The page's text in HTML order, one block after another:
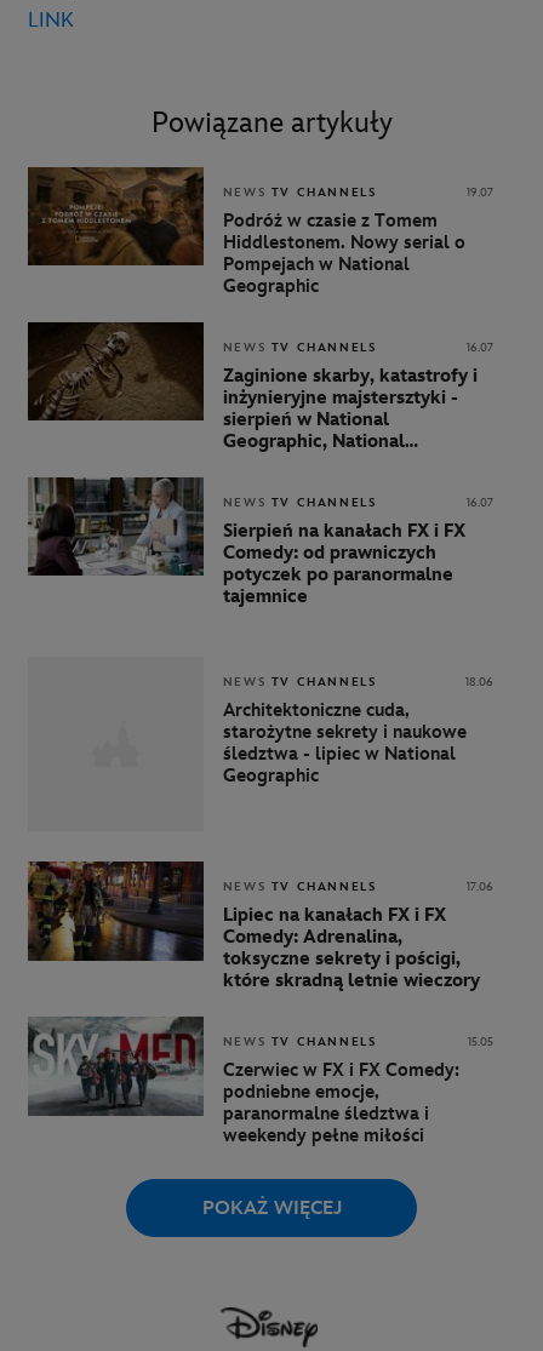
LINK
Powiązane artykuły
NEWS TV CHANNELS 19.07
Podróż w czasie z Tomem
Hiddlestonem. Nowy serial o
Pompejach w National
Geographic
NEWS TV CHANNELS 16.07
Zaginione skarby, katastrofy i
inżynieryjne majstersztyki -
sierpień w National
Geographic, National
NEWS TV CHANNELS 16.07
Sierpień na kanałach FX i FX
Comedy: od prawniczych
potyczek po paranormalne
tajemnice
NEWS TV CHANNELS 18.06
Architektoniczne cuda,
starożytne sekrety i naukowe
śledztwa - lipiec w National
Geographic
NEWS TV CHANNELS 17.06
Lipiec na kanałach FX i FX
Comedy: Adrenalina,
toksyczne sekrety i pościgi,
które skradną letnie wieczory
NEWS TV CHANNELS 15.05
Czerwiec w FX i FX Comedy:
podniebne emocje,
paranormalne śledztwa i
weekendy pełne miłości
POKAŻ WIĘCEJ